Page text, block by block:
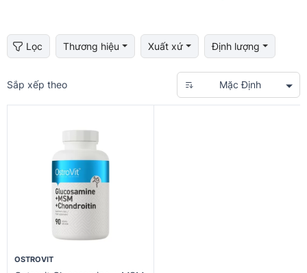
Lọc Thương hiệu Xuất xứ Định lượng
Sắp xếp theo Mặc Định
OSTROVIT